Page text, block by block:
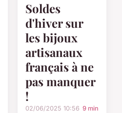
Soldes
d'hiver sur
les bijoux
artisanaux
français à ne
pas manquer
!
02/06/2025 10:56 9 min